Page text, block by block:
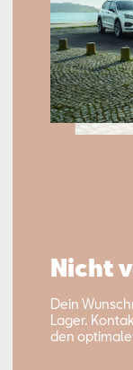
Nicht
Dein
Lager.
den